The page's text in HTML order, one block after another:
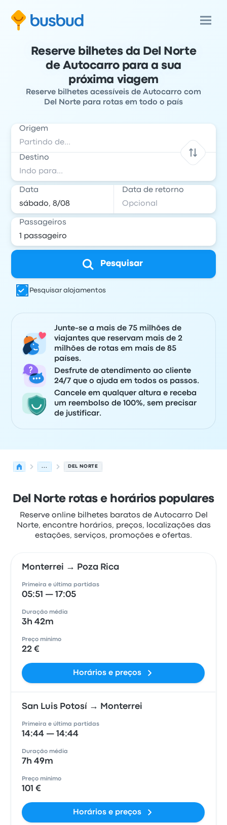
Reserve bilhetes da Del Norte
de Autocarro para a sua
próxima viagem
Reserve bilhetes acessíveis de Autocarro com
Del Norte para rotas em todo o país
Origem
Destino
Data Data de retorno
Passageiros
Pesquisar
Pesquisar alojamentos
Junte-se a mais de 75 milhões de
viajantes que reservam mais de 2
milhões de rotas em mais de 85
países.
Desfrute de atendimento ao cliente
24/7 que o ajuda em todos os passos.
Cancele em qualquer altura e receba
um reembolso de 100%, sem precisar
de justificar.
... DEL NORTE
Del Norte rotas e horários populares
Reserve online bilhetes baratos de Autocarro Del
Norte, encontre horários, preços, localizações das
estações, serviços, promoções e ofertas.
Monterrei → Poza Rica
Primeira e última partidas
05:51 — 17:05
Duração média
3h 42m
Preço mínimo
22 €
Horários e preços
San Luis Potosí → Monterrei
Primeira e última partidas
14:44 — 14:44
Duração média
7h 49m
Preço mínimo
101 €
Horários e preços